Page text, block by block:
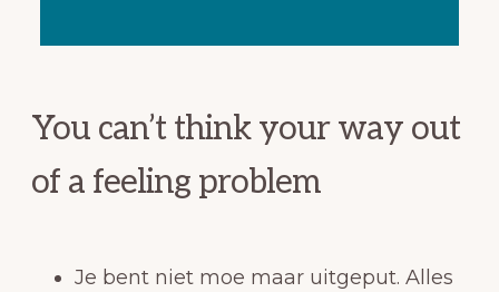
You can’t think your way out
of a feeling problem
Je bent niet moe maar uitgeput. Alles